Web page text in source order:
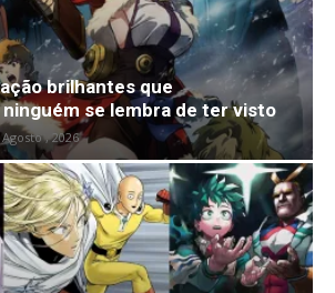
brilhantes que
se lembra de ter visto
Agosto , 2026